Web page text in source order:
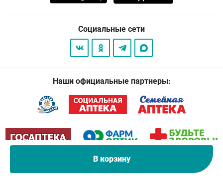
В корзину
Социальные сети
Наши официальные партнеры: